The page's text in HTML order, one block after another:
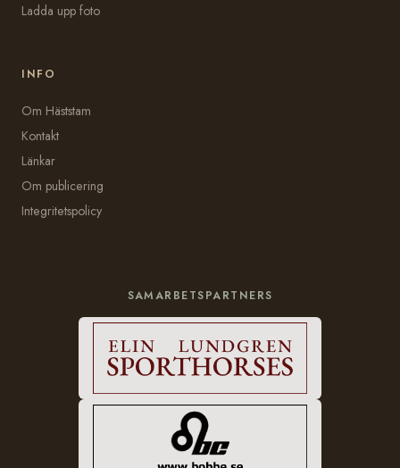
Ladda upp foto
INFO
Om Häststam
Kontakt
Länkar
Om publicering
Integritetspolicy
SAMARBETSPARTNERS